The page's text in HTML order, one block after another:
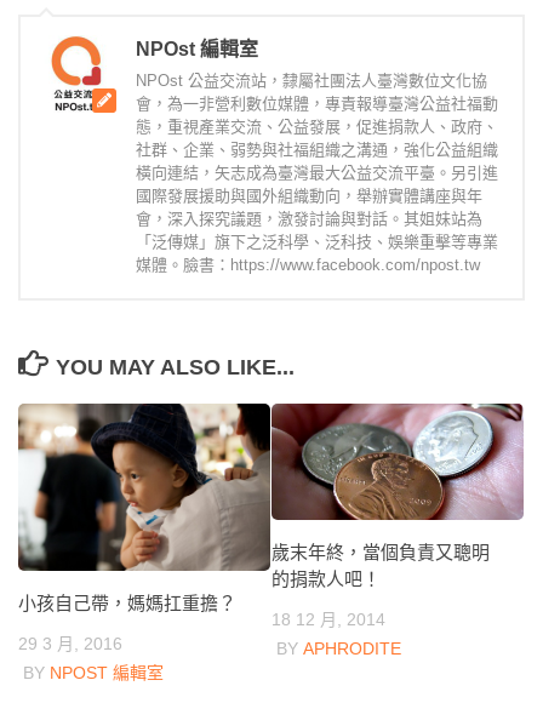
NPOst 編輯室
NPOst 公益交流站，隸屬社團法人臺灣數位文化協
會，為一非營利數位媒體，專責報導臺灣公益社福動
態，重視產業交流、公益發展，促進捐款人、政府、
社群、企業、弱勢與社福組織之溝通，強化公益組織
橫向連結，矢志成為臺灣最大公益交流平臺。另引進
國際發展援助與國外組織動向，舉辦實體講座與年
會，深入探究議題，激發討論與對話。其姐妹站為
「泛傳媒」旗下之泛科學、泛科技、娛樂重擊等專業
媒體。臉書：https://www.facebook.com/npost.tw
YOU MAY ALSO LIKE...
小孩自己帶，媽媽扛重擔？
29 3 月, 2016
BY NPOST 編輯室
歲末年終，當個負責又聰明
的捐款人吧！
18 12 月, 2014
BY APHRODITE